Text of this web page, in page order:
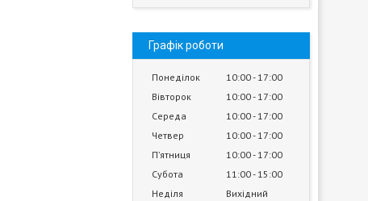
Графік роботи
Понеділок 10:00 17:00
Вівторок
10:00 17:00
Середа
10:00 17:00
Четвер
10:00 17:00
Пʼятниця
10:00 17:00
Субота
11:00 15:00
Неділя
Вихідний